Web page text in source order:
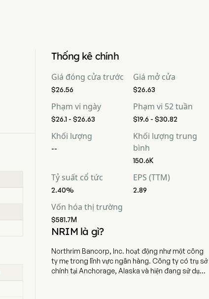
Kết quả
Thống kê chính
Giá đóng cửa trước
$26.56
Giá mở cửa
$26.63
Phạm vi ngày
$26.1 - $26.63
Phạm vi 52 tuần
$19.6 - $30.82
Khối lượng
--
Khối lượng trung
bình
150.6K
Tỷ suất cổ tức
2.40%
EPS (TTM)
2.89
Vốn hóa thị trường
$581.7M
NRIM là gì?
Northrim Bancorp, Inc. hoạt động như một công
ty mẹ trong lĩnh vực ngân hàng. Công ty có trụ sở
chính tại Anchorage, Alaska và hiện đang sử dụng